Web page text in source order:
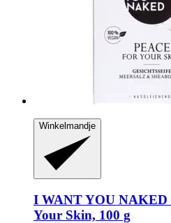
Winkelmandje
I WANT YOU NAKED
Your Skin, 100 g